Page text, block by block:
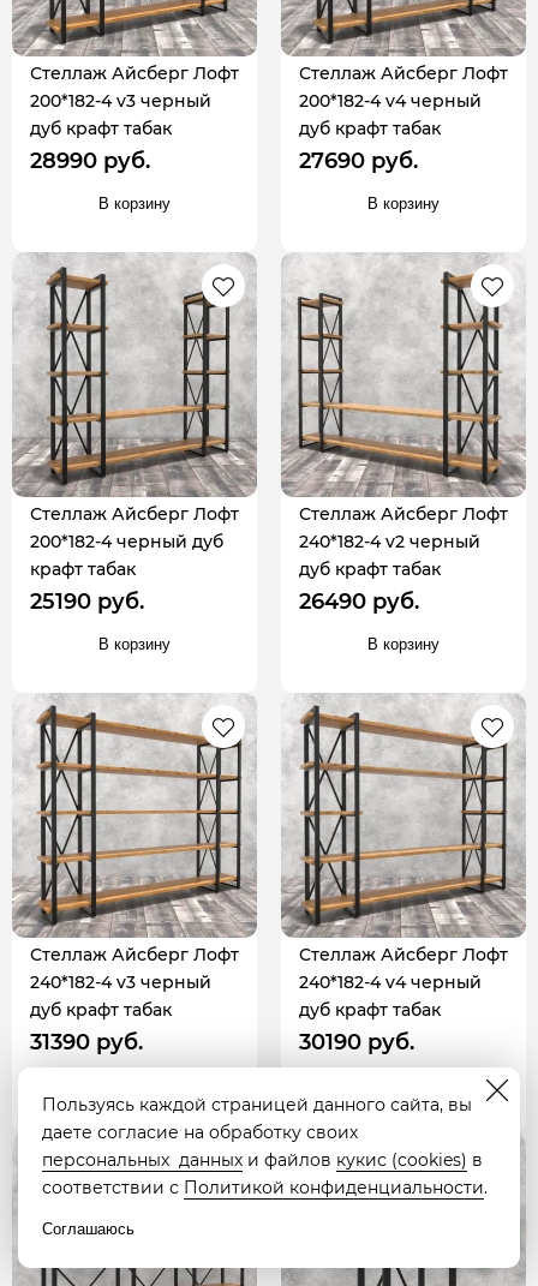
Стеллаж Айсберг Лофт
200*182-4 v3 черный
дуб крафт табак
28990 руб.
В корзину
Стеллаж Айсберг Лофт
200*182-4 v4 черный
дуб крафт табак
27690 руб.
В корзину
Стеллаж Айсберг Лофт
200*182-4 черный дуб
крафт табак
25190 руб.
В корзину
Стеллаж Айсберг Лофт
240*182-4 v2 черный
дуб крафт табак
26490 руб.
В корзину
Стеллаж Айсберг Лофт
240*182-4 v3 черный
дуб крафт табак
31390 руб.
Стеллаж Айсберг Лофт
240*182-4 v4 черный
дуб крафт табак
30190 руб.
живое фото
Пользуясь каждой страницей данного сайта, вы
даете согласие на обработку своих
персональных данных и файлов кукис (cookies) в
соответствии с Политикой конфиденциальности.
Соглашаюсь